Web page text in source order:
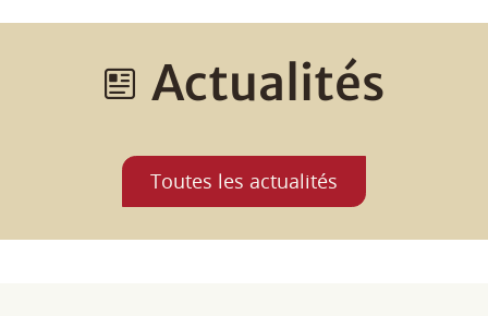
Agenda
Tous les rendez-vous, les animations dans les communes,